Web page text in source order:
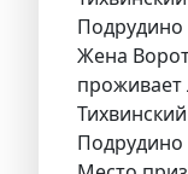
Подрудино
Жена
проживает
Подрудино